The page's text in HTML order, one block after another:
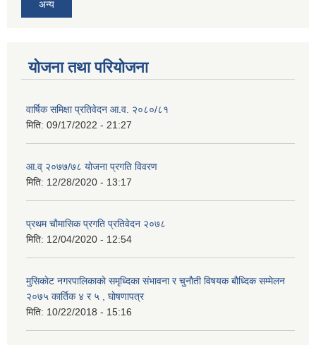
अन्य
योजना तथा परियोजना
वार्षिक समिक्षा प्रतिवेदन आ.व. २०८०/८१
मिति: 09/17/2022 - 21:27
आ.व् २०७७/७८ योजना प्रगति विवरण
मिति: 12/28/2020 - 13:17
प्रथम चाैमासिक प्रगति प्रतिवेदन २०७८
मिति: 12/04/2020 - 12:54
मुसिकाेट नगरपालिकाकाे समृध्दिका संभावना र चुनाैती विषयक बाैध्दिक सम्मेलन
२०७५ कार्तिक ४ र ५ , घाेषणापत्र
मिति: 10/22/2018 - 15:16